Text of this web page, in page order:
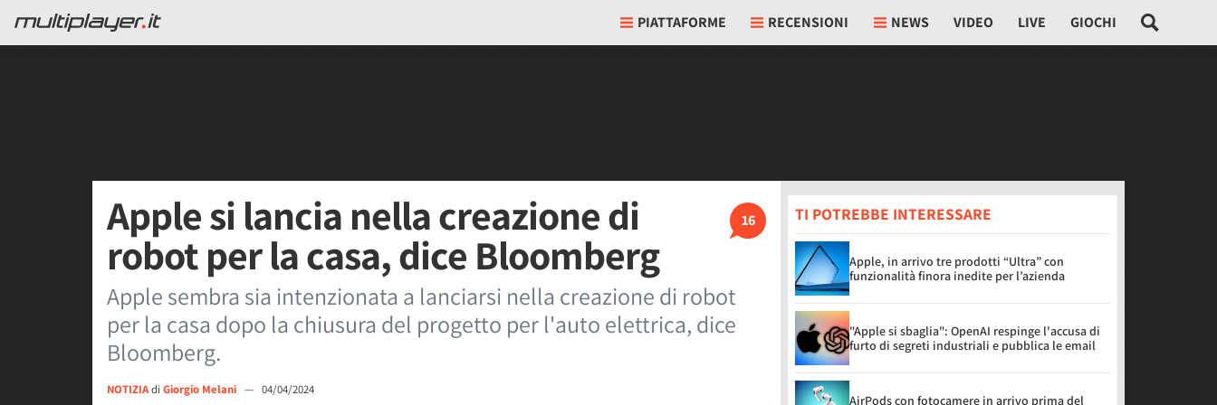
PIATTAFORME RECENSIONI NEWS VIDEO LIVE GIOCHI
16
Apple si lancia nella creazione di
robot per la casa, dice Bloomberg
Apple sembra sia intenzionata a lanciarsi nella creazione di robot
per la casa dopo la chiusura del progetto per l'auto elettrica, dice
Bloomberg.
NOTIZIAdi Giorgio Melani — 04/04/2024
TI POTREBBE INTERESSARE
Apple, in arrivo tre prodotti “Ultra” con
funzionalità finora inedite per l’azienda
"Apple si sbaglia": OpenAI respinge l'accusa di
furto di segreti industriali e pubblica le email
AirPods con fotocamere in arrivo prima del